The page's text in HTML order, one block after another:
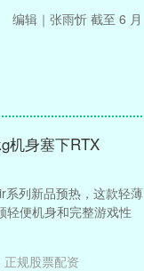
张雨忻 截至 6 月
机身塞下RTX
系列新品预热，这款轻薄
轻便机身和完整游戏性
正规股票配资